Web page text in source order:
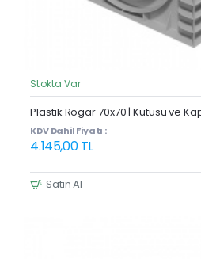
Stokta Var
Plastik Rögar 70x70 | Kutusu ve
KDV Dahil Fiyatı :
4.145,00 TL
Satın Al